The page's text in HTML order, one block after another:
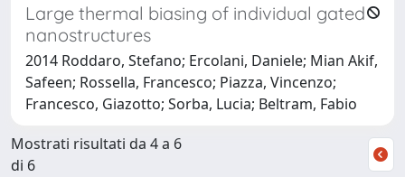
Large thermal biasing of individual gated
nanostructures
2014 Roddaro, Stefano; Ercolani, Daniele; Mian Akif,
Safeen; Rossella, Francesco; Piazza, Vincenzo;
Francesco, Giazotto; Sorba, Lucia; Beltram, Fabio
Mostrati risultati da 4 a 6
di 6